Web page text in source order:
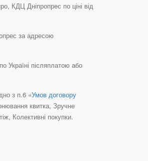
КДЦ Дніпропрес по ціні від
за адресою
Україні післяплатою або
з п.6 «Умов договору
квитка, Зручне
Колективні покупки.